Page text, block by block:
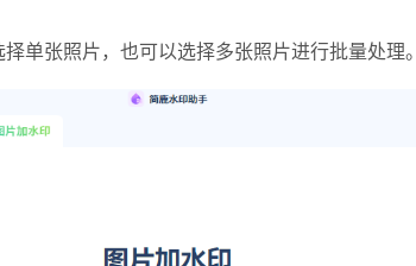
单张照片，也可以选择多张照片进行批量处理。